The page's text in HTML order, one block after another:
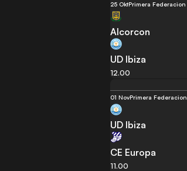
25 OktPrimera Federacion
Alcorcon
UD Ibiza
12.00
01 NovPrimera Federacion
UD Ibiza
CE Europa
11.00